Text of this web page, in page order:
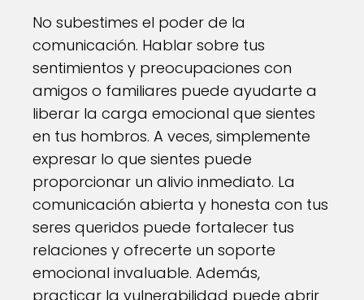
No subestimes el poder de la
comunicación. Hablar sobre tus
sentimientos y preocupaciones con
amigos o familiares puede ayudarte a
liberar la carga emocional que sientes
en tus hombros. A veces, simplemente
expresar lo que sientes puede
proporcionar un alivio inmediato. La
comunicación abierta y honesta con tus
seres queridos puede fortalecer tus
relaciones y ofrecerte un soporte
emocional invaluable. Además,
practicar la vulnerabilidad puede abrir